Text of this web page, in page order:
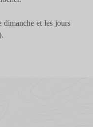
dimanche et les jours